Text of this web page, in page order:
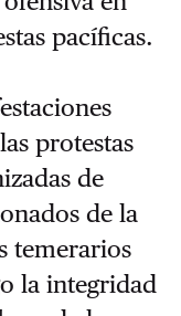
pacíficas.
protestas
de
de la
temerarios
la integridad